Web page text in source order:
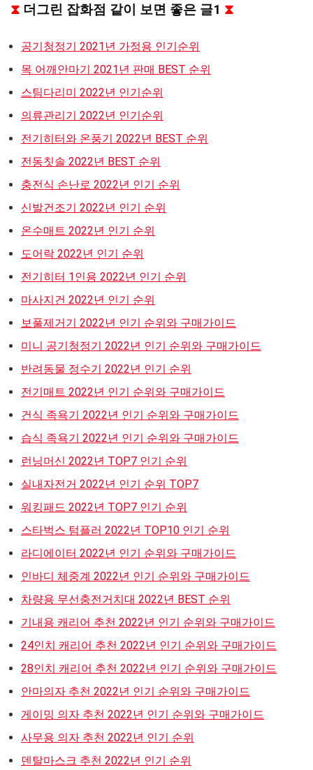
⧗ 더그린 잡화점 같이 보면 좋은 글1 ⧗
공기청정기 2021년 가정용 인기순위
목 어깨안마기 2021년 판매 BEST 순위
스팀다리미 2022년 인기순위
의류관리기 2022년 인기순위
전기히터와 온풍기 2022년 BEST 순위
전동칫솔 2022년 BEST 순위
충전식 손난로 2022년 인기 순위
신발건조기 2022년 인기 순위
온수매트 2022년 인기 순위
도어락 2022년 인기 순위
전기히터 1인용 2022년 인기 순위
마사지건 2022년 인기 순위
보풀제거기 2022년 인기 순위와 구매가이드
미니 공기청정기 2022년 인기 순위와 구매가이드
반려동물 정수기 2022년 인기 순위
전기매트 2022년 인기 순위와 구매가이드
건식 족욕기 2022년 인기 순위와 구매가이드
습식 족욕기 2022년 인기 순위와 구매가이드
런닝머신 2022년 TOP7 인기 순위
실내자전거 2022년 인기 순위 TOP7
워킹패드 2022년 TOP7 인기 순위
스타벅스 텀플러 2022년 TOP10 인기 순위
라디에이터 2022년 인기 순위와 구매가이드
인바디 체중계 2022년 인기 순위와 구매가이드
차량용 무선충전거치대 2022년 BEST 순위
기내용 캐리어 추천 2022년 인기 순위와 구매가이드
24인치 캐리어 추천 2022년 인기 순위와 구매가이드
28인치 캐리어 추천 2022년 인기 순위와 구매가이드
안마의자 추천 2022년 인기 순위와 구매가이드
게이밍 의자 추천 2022년 인기 순위와 구매가이드
사무용 의자 추천 2022년 인기 순위
덴탈마스크 추천 2022년 인기 순위